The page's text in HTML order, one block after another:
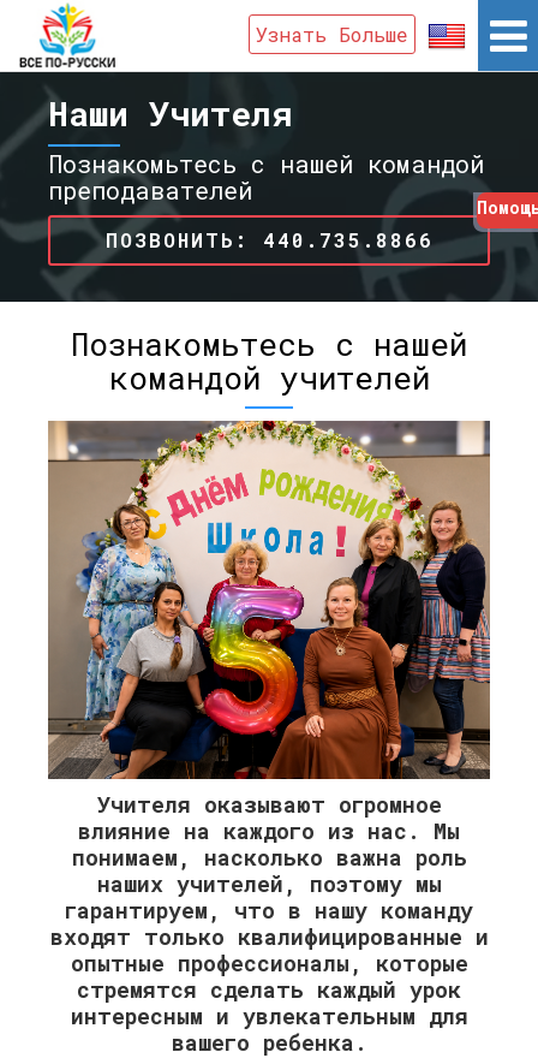
Узнать Больше
Наши Учителя
Познакомьтесь с нашей командой
преподавателей
ПОЗВОНИТЬ: 440.735.8866
Познакомьтесь с нашей
командой учителей
Учителя оказывают огромное
влияние на каждого из нас. Мы
понимаем, насколько важна роль
наших учителей, поэтому мы
гарантируем, что в нашу команду
входят только квалифицированные и
опытные профессионалы, которые
стремятся сделать каждый урок
интересным и увлекательным для
вашего ребенка.